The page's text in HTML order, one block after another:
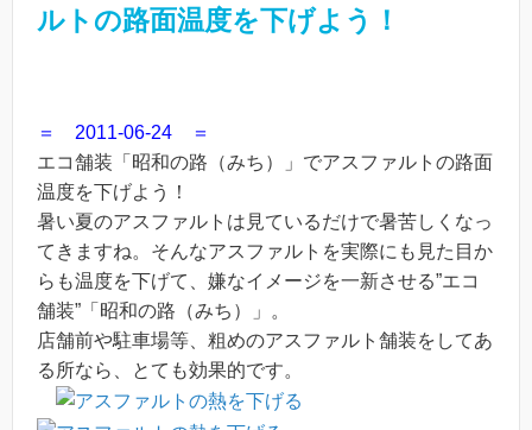
ルトの路面温度を下げよう！
＝ 2011-06-24 ＝
エコ舗装「昭和の路（みち）」でアスファルトの路面
温度を下げよう！
暑い夏のアスファルトは見ているだけで暑苦しくなっ
てきますね。そんなアスファルトを実際にも見た目か
らも温度を下げて、嫌なイメージを一新させる”エコ
舗装”「昭和の路（みち）」。
店舗前や駐車場等、粗めのアスファルト舗装をしてあ
る所なら、とても効果的です。